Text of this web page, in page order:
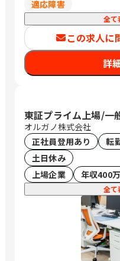
適応障害
全て
この求人に
詳
東証プライム上場/一
オルガノ株式会社
正社員登用あり
転
土日休み
上場企業
年収400
全て